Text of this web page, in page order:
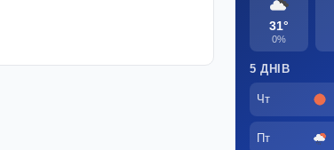
31°
0%
5 ДНІВ
Чт
Пт